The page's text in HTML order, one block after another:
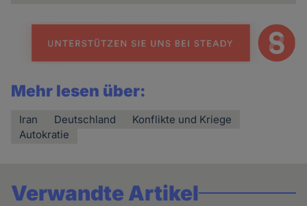
Mehr lesen über:
Iran Deutschland
Konflikte und Kriege
Autokratie
Verwandte Artikel